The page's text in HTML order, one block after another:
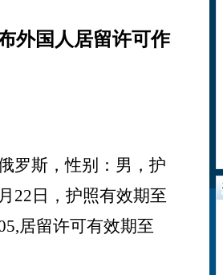
外国人居留许可作
罗斯，性别： 男 ，护
22日，护照有效期至
居留许可有效期至